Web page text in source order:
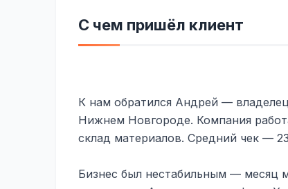
С чем пришёл клиент
К нам обратился Андрей —
Нижнем Новгороде. Компания
склад материалов. Средний чек —
Бизнес был нестабильным — месяц